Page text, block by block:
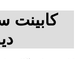
کابینت